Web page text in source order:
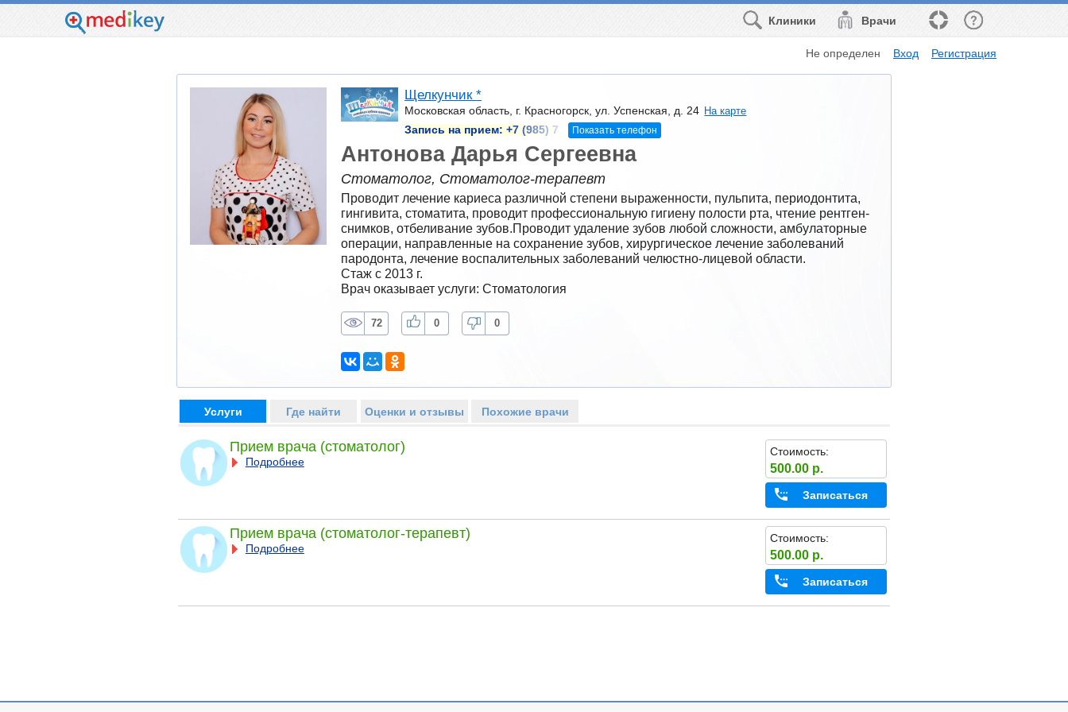
Врачи
Клиники
Не определен Вход Регистрация
Щелкунчик *
Московская область, г. Красногорск, ул. Успенская, д. 24 На карте
Запись на прием: +7 (985) 7 Показать телефон
Антонова Дарья Сергеевна
Стоматолог, Стоматолог-терапевт
Проводит лечение кариеса различной степени выраженности, пульпита, периодонтита,
гингивита, стоматита, проводит профессиональную гигиену полости рта, чтение рентген-
снимков, отбеливание зубов.Проводит удаление зубов любой сложности, амбулаторные
операции, направленные на сохранение зубов, хирургическое лечение заболеваний
пародонта, лечение воспалительных заболеваний челюстно-лицевой области.
Стаж с 2013 г.
Врач оказывает услуги: Стоматология
72 0 0
Услуги Где найти Оценки и отзывы Похожие врачи
Прием врача (стоматолог)
Подробнее
Стоимость:
500.00 р.
Записаться
Прием врача (стоматолог-терапевт)
Подробнее
Стоимость:
500.00 р.
Записаться